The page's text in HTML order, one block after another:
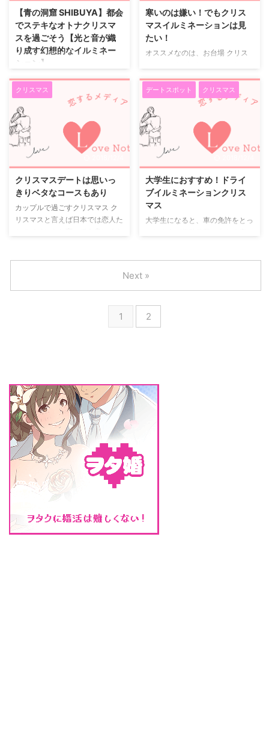
30代までの早い段階で、カジュ
アルにお見合いができるような環
境になればよいと思うのです。
そして、結婚とは、生活を夫婦で
ら家族を増やしていくことだと、
...
を見ている人たちも夢中になった
のではないかと思います。 萬平
さんは今でいう「理系男子」とで
も言うのでしょうか、とても純粋
した。 福子と萬平 福子は ...
【青の洞窟 SHIBUYA】都会
でステキなオトナクリスマ
スを過ごそう【光と音が織
り成す幻想的なイルミネー
ション】
カップルにとって最高の季節 ク
リスマスといえば、たくさんのイ
ルミネーションを見て、寒い中カ
ップルがお互いに手を繋ぎながら
暖を感じてイチャイチャするカッ
プルにとって最高の季節です。
しかし、悩ましいのが、クリスマ
トの混雑です。 あまりにも多く
の人がいると、せっかく二人のク
リスマスに落ち着きが持てませ
ん。 また、帰りは確実に満員電
車になります。 青の洞窟
SHIBUYA そこでオススメなの
SHIBUYA』です。 渋谷なら店が
寒いのは嫌い！でもクリス
マスイルミネーションは見
たい！
オススメなのは、お台場 クリス
ョンです。 しかし、イルミネー
ションを見るにはたくさんの人混
みの中、寒さに耐えしのぎながら
楽しむ必要があります。 そんな
寒さは嫌ですよね？だから、私が
オススメするのはドライブで楽し
むイルミネーションクリスマスで
す。 具体的にオススメなのは、
かもしれませんが、お台場の海か
ら見える光はまるでイルミネーシ
ョンのようで、周りに美味しいご
飯屋さんも多くあるのでクリスマ
クリスマス
クリスマスデートは思いっ
きりベタなコースもあり
カップルで過ごすクリスマス ク
リスマスと言えば日本では恋人た
いのではないでしょうか。 クリ
スマスデートプラン 男性も女性
もいつもより少しオシャレをした
らクリスマスの始まりです。 午
感がぐっと増します。 イタリア
ンやビストロでランチを楽しん ...
デートスポット クリスマス
大学生におすすめ！ドライ
ブイルミネーションクリス
マス
大学生になると、車の免許をとっ
おすすめスポットは、あしかがフ
ラワーパークです。 東京の都心
の方からなら、高速に乗ることが
できるなら1時間半程度で行くこ
とができます。 思ったより近く
クリスマス風に飾り付けすれば、
目的地に着くまでも楽しいです。
1 2
Next »